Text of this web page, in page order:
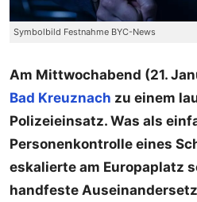
Symbolbild Festnahme BYC-News
Am Mittwochabend (21.
Bad Kreuznach zu einem
Polizeieinsatz. Was als
Personenkontrolle eines
eskalierte am Europaplatz
handfeste